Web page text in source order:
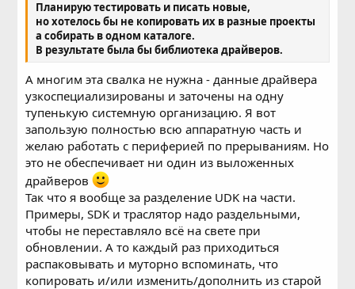
Планирую тестировать и писать новые,
но хотелось бы не копировать их в разные проекты
а собирать в одном каталоге.
В результате была бы библиотека драйверов.
А многим эта свалка не нужна - данные драйвера
узкоспециализированы и заточены на одну
тупенькую системную организацию. Я вот
запользую полностью всю аппаратную часть и
желаю работать с периферией по прерываниям. Но
это не обеспечивает ни один из выложенных
драйверов
Так что я вообще за разделение UDK на части.
Примеры, SDK и траслятор надо раздельными,
чтобы не переставляло всё на свете при
обновлении. А то каждый раз приходиться
распаковывать и муторно вспоминать, что
копировать и/или изменить/дополнить из старой